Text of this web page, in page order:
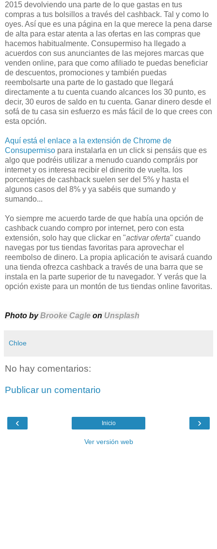
2015 devolviendo una parte de lo que gastas en tus
compras a tus bolsillos a través del cashback. Tal y como lo
oyes. Así que es una página en la que merece la pena darse
de alta para estar atenta a las ofertas en las compras que
hacemos habitualmente. Consupermiso ha llegado a
acuerdos con sus anunciantes de las mejores marcas que
venden online, para que como afiliado te puedas beneficiar
de descuentos, promociones y también puedas
reembolsarte una parte de lo gastado que llegará
directamente a tu cuenta cuando alcances los 30 punto, es
decir, 30 euros de saldo en tu cuenta. Ganar dinero desde el
sofá de tu casa sin esfuerzo es más fácil de lo que crees con
esta opción.
Aquí está el enlace a la extensión de Chrome de
Consupermiso para instalarla en un click si pensáis que es
algo que podréis utilizar a menudo cuando compráis por
internet y os interesa recibir el dinerito de vuelta. los
porcentajes de cashback suelen ser del 5% y hasta el
algunos casos del 8% y ya sabéis que sumando y
sumando...
Yo siempre me acuerdo tarde de que había una opción de
cashback cuando compro por internet, pero con esta
extensión, solo hay que clickar en "activar oferta" cuando
navegas por tus tiendas favoritas para aprovechar el
reembolso de dinero. La propia aplicación te avisará cuando
una tienda ofrezca cashback a través de una barra que se
instala en la parte superior de tu navegador. Y verás que la
opción existe para un montón de tus tiendas online favoritas.
Photo byBrooke Cagle on Unsplash
Chloe
No hay comentarios:
Publicar un comentario
‹ ›
Inicio
Ver versión web